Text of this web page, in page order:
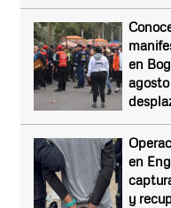
en
agosto
en
y